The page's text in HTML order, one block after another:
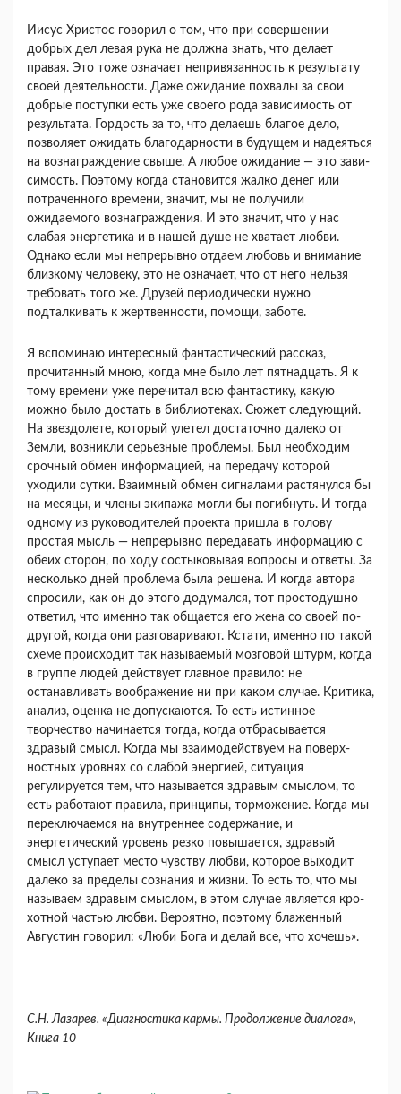
Иисус Христос говорил о том, что при соверше­нии
добрых дел левая рука не должна знать, что делает
правая. Это тоже означает непривязанность к результату
своей деятельности. Даже ожи­дание похвалы за свои
добрые поступки есть уже своего рода зависимость от
результата. Гордость за то, что делаешь благое дело,
позволяет ожидать благодарности в будущем и надеяться
на возна­граждение свыше. А любое ожидание — это зави­
симость. Поэтому когда становится жалко денег или
потраченного времени, значит, мы не получи­ли
ожидаемого вознаграждения. И это значит, что у нас
слабая энергетика и в нашей душе не хватает любви.
Однако если мы непрерывно отдаем лю­бовь и внимание
близкому человеку, это не озна­чает, что от него нельзя
требовать того же. Друзей периодически нужно
подталкивать к жертвенно­сти, помощи, заботе.
Я вспоминаю интересный фантастический рас­сказ,
прочитанный мною, когда мне было лет пят­надцать. Я к
тому времени уже перечитал всю фантастику, какую
можно было достать в библио­теках. Сюжет следующий.
На звездолете, который улетел достаточно далеко от
Земли, возникли серьезные проблемы. Был необходим
срочный об­мен информацией, на передачу которой
уходили сутки. Взаимный обмен сигналами растянулся бы
на месяцы, и члены экипажа могли бы погибнуть. И тогда
одному из руководителей проекта пришла в голову
простая мысль — непрерывно передавать информацию с
обеих сторон, по ходу состыковы­вая вопросы и ответы. За
несколько дней пробле­ма была решена. И когда автора
спросили, как он до этого додумался, тот простодушно
ответил, что именно так общается его жена со своей по­
другой, когда они разговаривают. Кстати, имен­но по такой
схеме происходит так называемый мозговой штурм, когда
в группе людей действует главное правило: не
останавливать воображение ни при каком случае. Критика,
анализ, оценка не допускаются. То есть истинное
творчество на­чинается тогда, когда отбрасывается
здравый смысл. Когда мы взаимодействуем на поверх­
ностных уровнях со слабой энергией, ситуация
регулируется тем, что называется здравым смыс­лом, то
есть работают правила, принципы, тормо­жение. Когда мы
переключаемся на внутреннее содержание, и
энергетический уровень резко по­вышается, здравый
смысл уступает место чувству любви, которое выходит
далеко за пределы со­знания и жизни. То есть то, что мы
называем здравым смыслом, в этом случае является кро­
хотной частью любви. Вероятно, поэтому бла­женный
Августин говорил: «Люби Бога и делай все, что хочешь».
С.Н. Лазарев. «Диагностика кармы. Продолжение диалога»,
Книга 10